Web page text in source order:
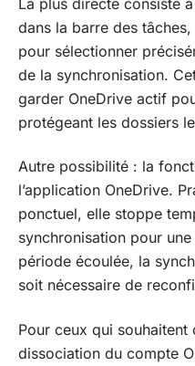
dans la barre des
pour sélectionner
de la synchronisation.
garder OneDrive actif
protégeant les dossiers
Autre possibilité : la
l’application OneDrive.
ponctuel, elle stoppe
synchronisation pour
période écoulée, la
soit nécessaire de
Pour ceux qui
dissociation du compte